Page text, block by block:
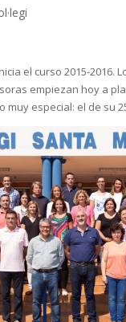
el curso 2015-2016.
empiezan hoy a
muy especial: el de su